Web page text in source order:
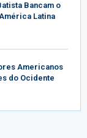
Bancam o
Latina
Americanos
do Ocidente